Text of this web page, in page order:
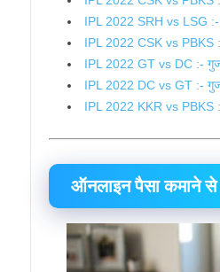
IPL 2022 SRH vs LSG :-
IPL 2022 CSK vs PBKS
IPL 2022 GT vs DC :-
IPL 2022 DC vs GT :-
IPL 2022 KKR vs PBKS
ऑनलाइन पैसा कमाने से